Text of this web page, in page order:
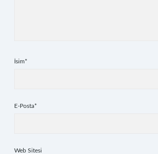
İsim*
E-Posta*
Web Sitesi